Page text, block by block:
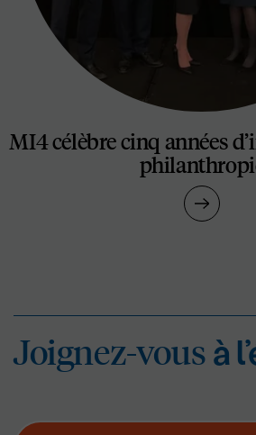
MI4 célèbre cinq années
Joignez-
Joignez-vousà